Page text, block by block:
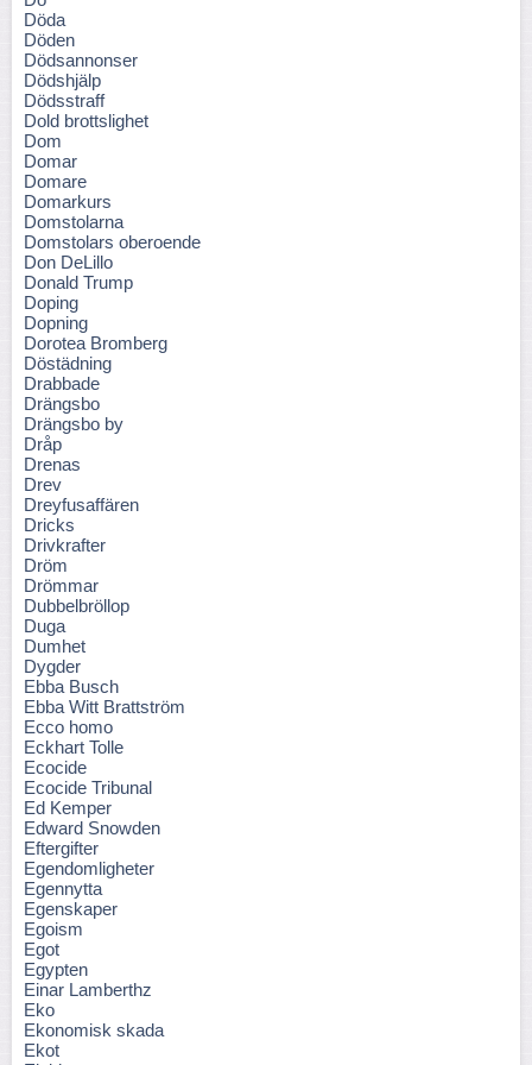
Döda
Döden
Dödsannonser
Dödshjälp
Dödsstraff
Dold brottslighet
Dom
Domar
Domare
Domarkurs
Domstolarna
Domstolars oberoende
Don DeLillo
Donald Trump
Doping
Dopning
Dorotea Bromberg
Döstädning
Drabbade
Drängsbo
Drängsbo by
Dråp
Drenas
Drev
Dreyfusaffären
Dricks
Drivkrafter
Dröm
Drömmar
Dubbelbröllop
Duga
Dumhet
Dygder
Ebba Busch
Ebba Witt Brattström
Ecco homo
Eckhart Tolle
Ecocide
Ecocide Tribunal
Ed Kemper
Edward Snowden
Eftergifter
Egendomligheter
Egennytta
Egenskaper
Egoism
Egot
Egypten
Einar Lamberthz
Eko
Ekonomisk skada
Ekot